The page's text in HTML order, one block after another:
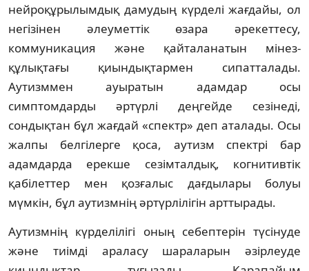
нейроқұрылымдық дамудың күрделі жағдайы, ол
негізінен әлеуметтік өзара әрекеттесу,
коммуникация және қайталанатын мінез-
құлықтағы қиындықтармен сипатталады.
Аутизммен ауыратын адамдар осы
симптомдарды әртүрлі деңгейде сезінеді,
сондықтан бұл жағдай «спектр» деп аталады. Осы
жалпы белгілерге қоса, аутизм спектрі бар
адамдарда ерекше сезімталдық, когнитивтік
қабілеттер мен қозғалыс дағдылары болуы
мүмкін, бұл аутизмнің әртүрлілігін арттырады.
Аутизмнің күрделілігі оның себептерін түсінуде
және тиімді араласу шараларын әзірлеуде